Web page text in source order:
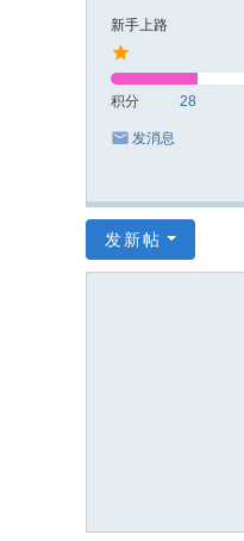
新手上路
积分 28
发消息
发新帖